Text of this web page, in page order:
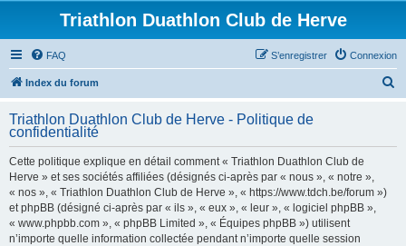
Triathlon Duathlon Club de Herve
FAQ Connexion
S’enregistrer
Index du forum
h
Triathlon Duathlon Club de Herve - Politique de
confidentialité
Cette politique explique en détail comment « Triathlon Duathlon Club de
Herve » et ses sociétés affiliées (désignés ci-après par « nous », « notre »,
« nos », « Triathlon Duathlon Club de Herve », « https://www.tdch.be/forum »)
et phpBB (désigné ci-après par « ils », « eux », « leur », « logiciel phpBB »,
« www.phpbb.com », « phpBB Limited », « Équipes phpBB ») utilisent
n’importe quelle information collectée pendant n’importe quelle session